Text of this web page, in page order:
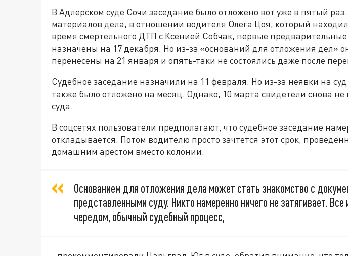
В Адлерском суде Сочи заседание было отложено вот уже в пятый раз.
материалов дела, в отношении водителя Олега Цоя, который
время смертельного ДТП с Ксенией Собчак, первые
назначены на 17 декабря. Но из-за «оснований для отложения дел»
перенесены на 21 января и опять-таки не состоялись даже после
Судебное заседание назначили на 11 февраля. Но из-за неявки на
также было отложено на месяц. Однако, 10 марта свидетели снова
суда.
В соцсетях пользователи предполагают, что судебное заседание
откладывается. Потом водителю просто зачтется этот срок,
домашним арестом вместо колонии.
Основанием для отложения дела может стать знакомство с
представленными суду. Никто намеренно ничего не затягивает.
чередом, обычный судебный процесс,